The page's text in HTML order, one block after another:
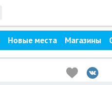
Новые места Магазины